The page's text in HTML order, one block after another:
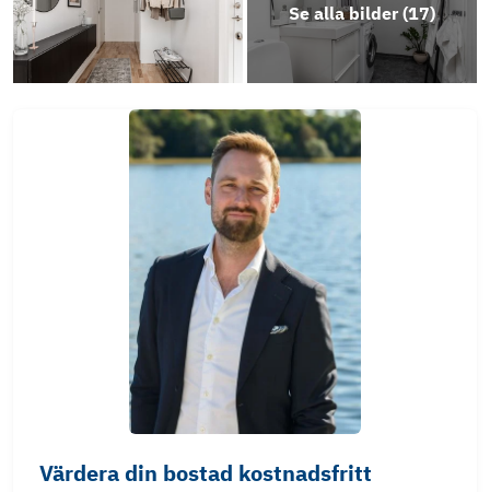
Se alla bilder (17)
Värdera din bostad kostnadsfritt